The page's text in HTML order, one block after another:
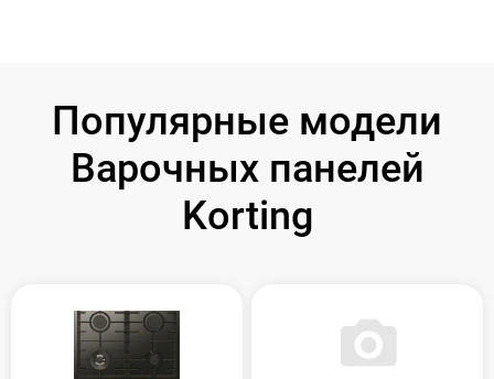
Популярные модели
Варочных панелей
Korting